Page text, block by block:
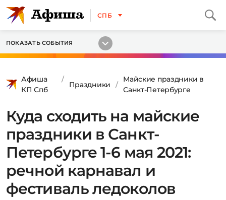
СПБ
ПОКАЗАТЬ СОБЫТИЯ
Афиша
КП Спб
Праздники
Майские праздники в
Санкт-Петербурге
Куда сходить на майские
праздники в Санкт-
Петербурге 1-6 мая 2021:
речной карнавал и
фестиваль ледоколов